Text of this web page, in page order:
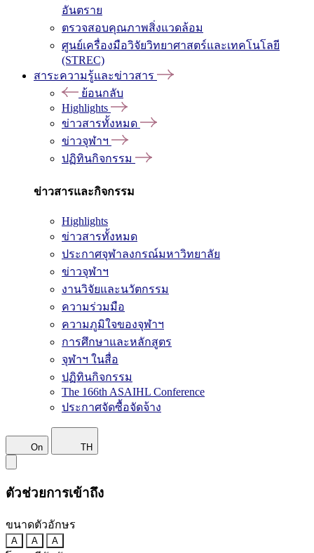
อันตราย
ตรวจสอบคุณภาพสิ่งแวดล้อม
ศูนย์เครื่องมือวิจัยวิทยาศาสตร์และเทคโนโลยี
(STREC)
สาระความรู้และข่าวสาร
ย้อนกลับ
Highlights
ข่าวสารทั้งหมด
ข่าวจุฬาฯ
ปฏิทินกิจกรรม
ข่าวสารและกิจกรรม
Highlights
ข่าวสารทั้งหมด
ประกาศจุฬาลงกรณ์มหาวิทยาลัย
ข่าวจุฬาฯ
งานวิจัยและนวัตกรรม
ความร่วมมือ
ความภูมิใจของจุฬาฯ
การศึกษาและหลักสูตร
จุฬาฯ ในสื่อ
ปฏิทินกิจกรรม
The 166th ASAIHL Conference
ประกาศจัดซื้อจัดจ้าง
On TH
ตัวช่วยการเข้าถึง
ขนาดตัวอักษร
A A A